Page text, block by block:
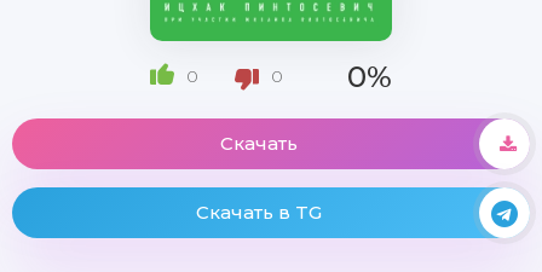
0 0 0%
Скачать
Скачать в TG